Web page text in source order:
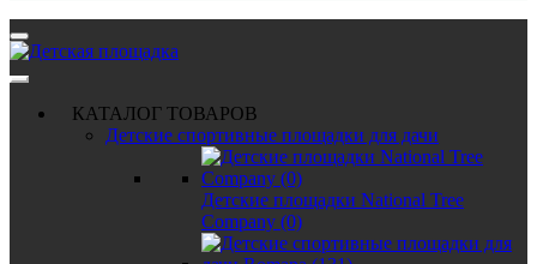
КАТАЛОГ ТОВАРОВ
Детские спортивные площадки для дачи
Детские площадки National Tree
Company (0)